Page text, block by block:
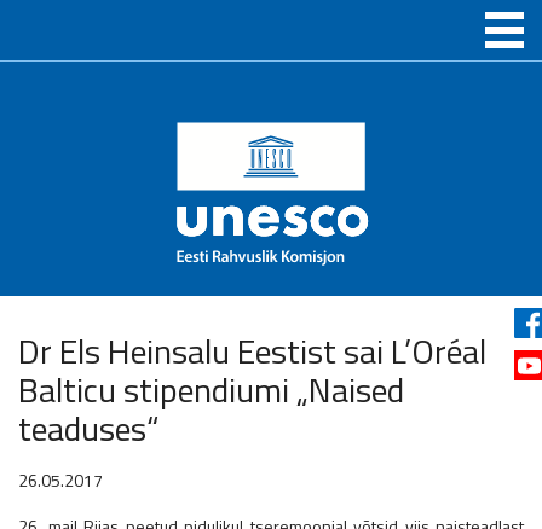
Dr Els Heinsalu Eestist sai L’Oréal
Balticu stipendiumi „Naised
teaduses“
26.05.2017